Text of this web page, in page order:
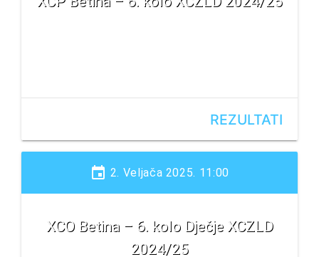
REZULTATI
event 2. Veljača 2025. 11:00
XCO Betina – 6. kolo Dječje XCZLD
2024/25